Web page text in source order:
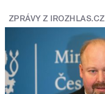
ZPRÁVY Z IROZHLAS.CZ